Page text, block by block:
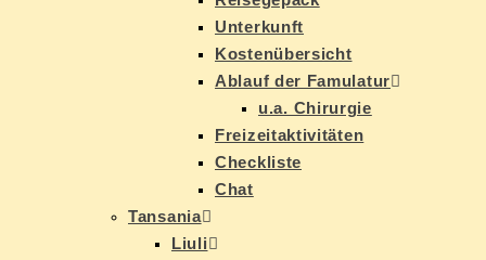
Un­ter­kunft
Kos­ten­über­sicht
Ab­lauf der Famulatur
u.a. Chir­ur­gie
Frei­zeit­ak­ti­vi­tä­ten
Check­lis­te
Chat
Tan­sa­nia
Liu­li